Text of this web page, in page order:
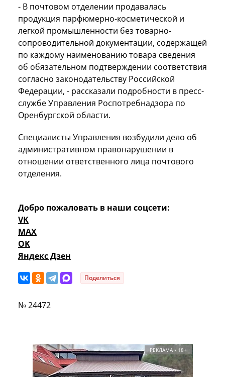
- В почтовом отделении продавалась
продукция парфюмерно-косметической и
легкой промышленности без товарно-
сопроводительной документации, содержащей
по каждому наименованию товара сведения
об обязательном подтверждении соответствия
согласно законодательству Российской
Федерации, - рассказали подробности в пресс-
службе Управления Роспотребнадзора по
Оренбургской области.
Специалисты Управления возбудили дело об
административном правонарушении в
отношении ответственного лица почтового
отделения.
Добро пожаловать в наши соцсети:
VK
MAX
OK
Яндекс Дзен
Поделиться
№ 24472
РЕКЛАМА • 18+